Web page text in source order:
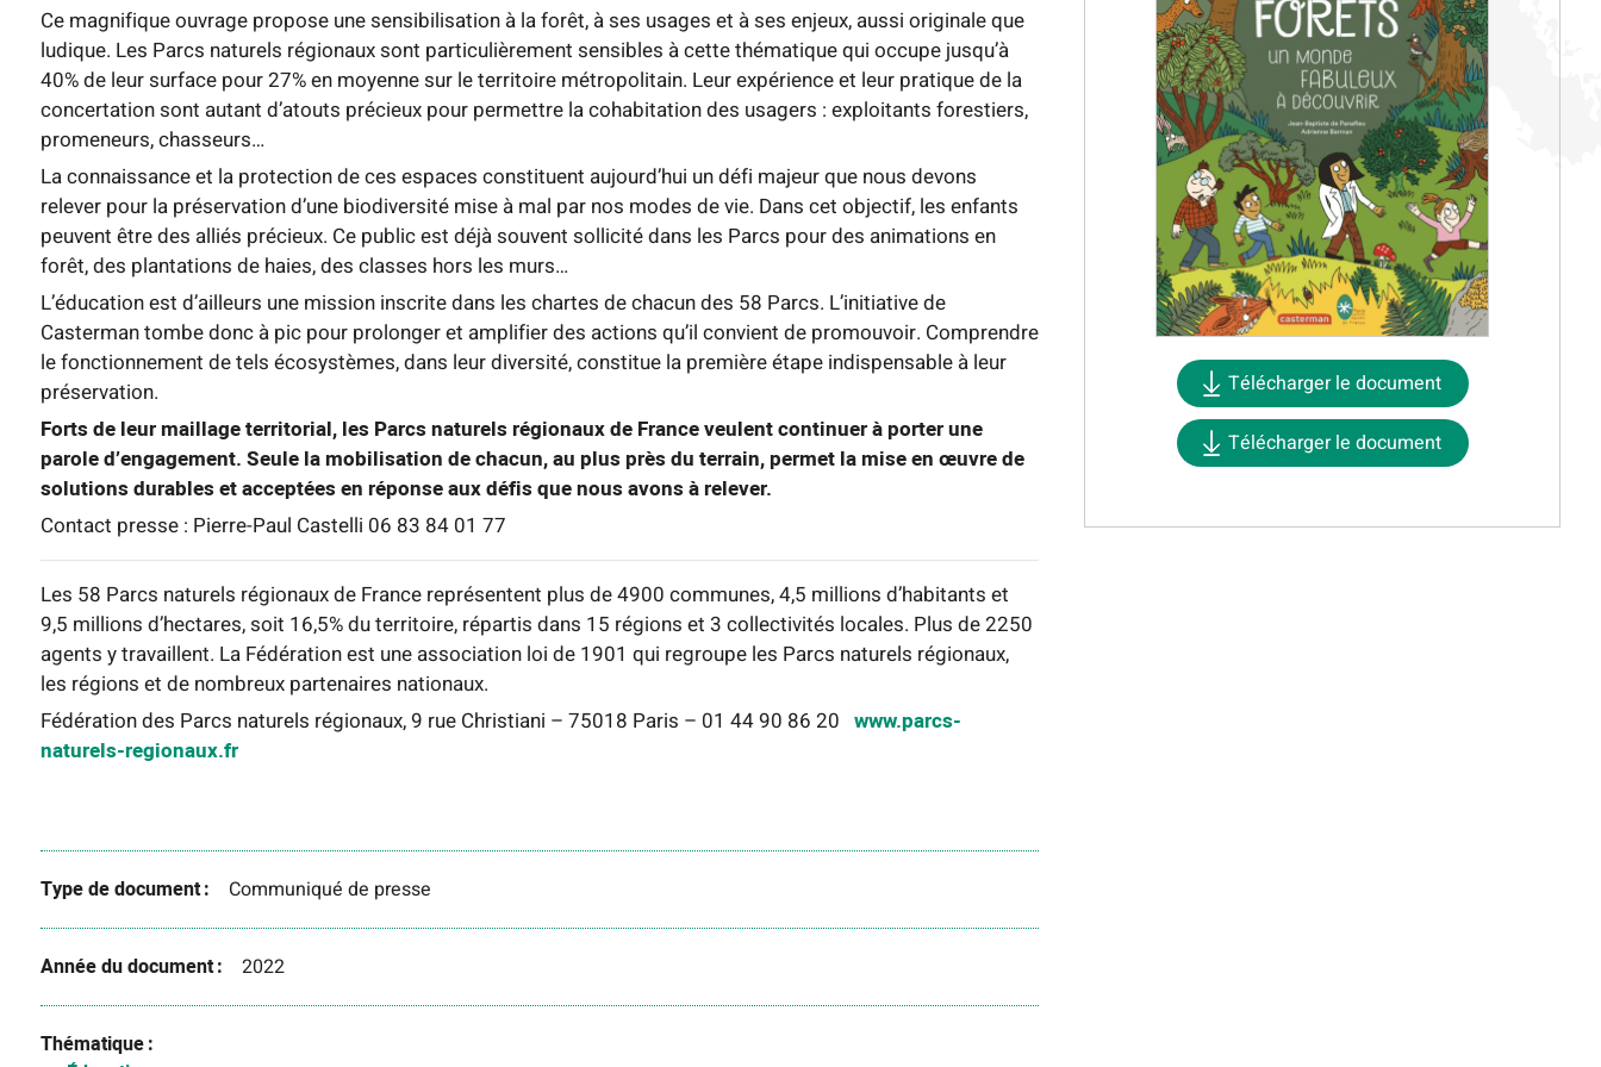
Ce magnifique ouvrage propose une sensibilisation à la forêt, à ses usages et à ses enjeux, aussi originale que
ludique. Les Parcs naturels régionaux sont particulièrement sensibles à cette thématique qui occupe jusqu’à
40% de leur surface pour 27% en moyenne sur le territoire métropolitain. Leur expérience et leur pratique de la
concertation sont autant d’atouts précieux pour permettre la cohabitation des usagers : exploitants forestiers,
promeneurs, chasseurs…
La connaissance et la protection de ces espaces constituent aujourd’hui un défi majeur que nous devons
relever pour la préservation d’une biodiversité mise à mal par nos modes de vie. Dans cet objectif, les enfants
peuvent être des alliés précieux. Ce public est déjà souvent sollicité dans les Parcs pour des animations en
forêt, des plantations de haies, des classes hors les murs…
L’éducation est d’ailleurs une mission inscrite dans les chartes de chacun des 58 Parcs. L’initiative de
Casterman tombe donc à pic pour prolonger et amplifier des actions qu’il convient de promouvoir. Comprendre
le fonctionnement de tels écosystèmes, dans leur diversité, constitue la première étape indispensable à leur
préservation.
Forts de leur maillage territorial, les Parcs naturels régionaux de France veulent continuer à porter une
parole d’engagement. Seule la mobilisation de chacun, au plus près du terrain, permet la mise en œuvre de
solutions durables et acceptées en réponse aux défis que nous avons à relever.
Contact presse : Pierre-Paul Castelli 06 83 84 01 77
Les 58 Parcs naturels régionaux de France représentent plus de 4900 communes, 4,5 millions d’habitants et
9,5 millions d’hectares, soit 16,5% du territoire, répartis dans 15 régions et 3 collectivités locales. Plus de 2250
agents y travaillent. La Fédération est une association loi de 1901 qui regroupe les Parcs naturels régionaux,
les régions et de nombreux partenaires nationaux.
Fédération des Parcs naturels régionaux, 9 rue Christiani – 75018 Paris – 01 44 90 86 20 www.parcs-
naturels-regionaux.fr
Type de document Communiqué de presse
Année du document 2022
Thématique
Télécharger le document
Télécharger le document